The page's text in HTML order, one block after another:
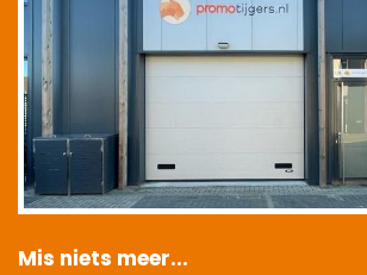
Mis niets meer...